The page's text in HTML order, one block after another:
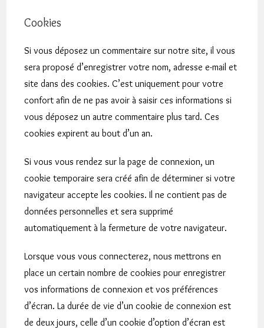
Cookies
Si vous déposez un commentaire sur notre site, il vous
sera proposé d’enregistrer votre nom, adresse e-mail et
site dans des cookies. C’est uniquement pour votre
confort afin de ne pas avoir à saisir ces informations si
vous déposez un autre commentaire plus tard. Ces
cookies expirent au bout d’un an.
Si vous vous rendez sur la page de connexion, un
cookie temporaire sera créé afin de déterminer si votre
navigateur accepte les cookies. Il ne contient pas de
données personnelles et sera supprimé
automatiquement à la fermeture de votre navigateur.
Lorsque vous vous connecterez, nous mettrons en
place un certain nombre de cookies pour enregistrer
vos informations de connexion et vos préférences
d’écran. La durée de vie d’un cookie de connexion est
de deux jours, celle d’un cookie d’option d’écran est